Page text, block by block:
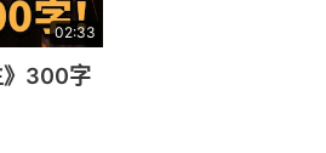
02:33
》300字